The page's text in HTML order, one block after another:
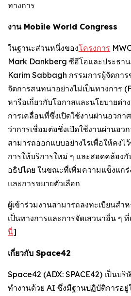
ทางการ
งาน Mobile World Congress
ในฐานะส่วนหนึ่งของโครงการ
Mark Dankberg ซีอีโอและประธา
Karim Sabbagh กรรมการผู้จัดการ
จัดการสนทนาอย่างไม่เป็นทางการ
หารือเกี่ยวกับโอกาสและนโยบายต่
การเคลื่อนที่ซึ่งเปิดใช้งานผ่านอวกา
ว่าการเชื่อมต่อซึ่งเปิดใช้งานผ่านอว
สามารถออกแบบอย่างไรเพื่อให้คง
การให้บริการใหม่ ๆ และสอดคล้อง
อธิปไตย ในขณะที่เพิ่มความแข็งแก
และการขยายตัวเลือก
ผู้เข้าร่วมงานสามารถลงทะเบียนสำ
เป็นทางการและการจัดเสวนาอื่น ๆ
นี่]
เกี่ยวกับ Space42
Space42 (ADX: SPACE42) เป็นบ
ทำงานด้วย AI ซึ่งมีฐานปฏิบัติการอยู่